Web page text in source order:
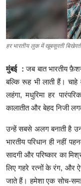
हर भारतीय लुक में खूबसूरती
मुंबई :जब बात भारतीय
बल्कि रूह भी लाती हैं। चाहे
लहंगा, मधुरिमा हर
कालातीत और बेहद निजी
उन्हें सबसे अलग बनाती है
भारतीय परिधान ही नहीं
सादगी और परिष्कार का
लिए गहरे रत्नों के रंग, और
जाते हैं। हमेशा एक सोच-